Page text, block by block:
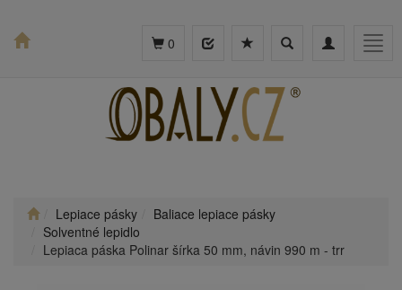
Toggle
Toggle
0
Lepiace pásky
Baliace lepiace pásky
Solventné lepidlo
Lepiaca páska Polinar šírka 50 mm, návin 990 m - trr